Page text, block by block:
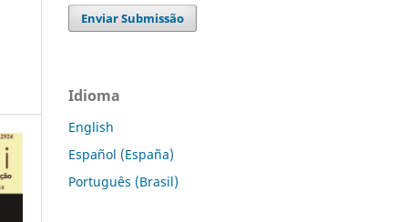
Enviar Submissão
Idioma
English
Español (España)
Português (Brasil)